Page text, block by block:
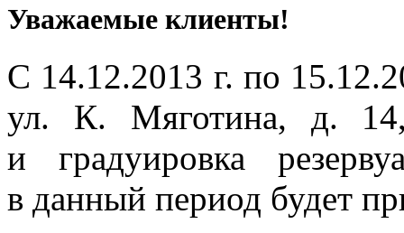
Уважаемые клиенты!
С 14.12.2013 г. по
ул. К. Мяготина, д. 14,
и градуировка
в данный период будет